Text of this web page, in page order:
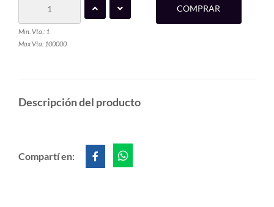
Min. Vta.: 1
Max Vta: 100000
COMPRAR
Descripción del producto
Compartí en: